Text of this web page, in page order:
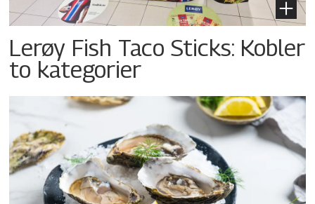
Lerøy Fish Taco Sticks: Kobler
to kategorier